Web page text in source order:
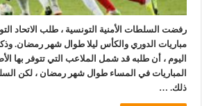
رفضت السلطات الأمنية التونسية ، طلب الاتحاد
مباريات الدوري والكأس ليلا طوال شهر رمضان. وذكر
اليوم ، أن طلبه قد شمل الملاعب التي تتوفر بها
المباريات في المساء طوال شهر رمضان ، لكن
ذلك. …